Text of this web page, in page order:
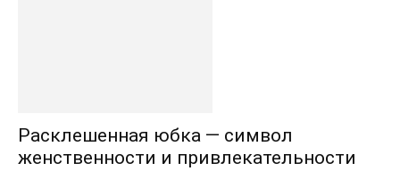
Расклешенная юбка — символ
женственности и привлекательности